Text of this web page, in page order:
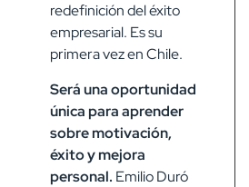
redefinición del éxito
empresarial. Es su
primera vez en Chile.
Será una oportunidad
única para aprender
sobre motivación,
éxito y mejora
personal. Emilio Duró